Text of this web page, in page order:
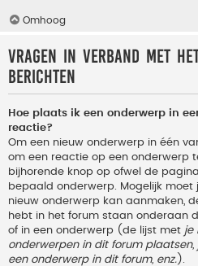
Omhoog
Vragen in verband met
berichten
Hoe plaats ik een onderwerp in
reactie?
Om een nieuw onderwerp in één
om een reactie op een onderwerp
bijhorende knop op ofwel de
bepaald onderwerp. Mogelijk moet
nieuw onderwerp kan aanmaken,
hebt in het forum staan onderaan
of in een onderwerp (de lijst met je
onderwerpen in dit forum
een onderwerp in dit forum, enz. ).